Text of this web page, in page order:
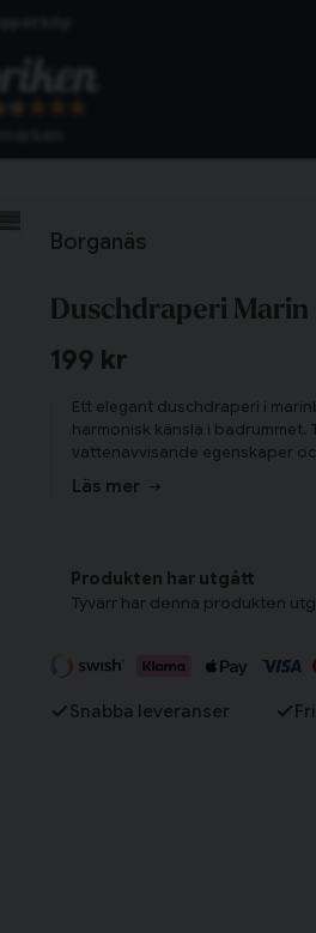
i Vinslöv
Borganäs
Duschdraperi
199 kr
Ett elegant duschdraperi i
harmonisk känsla i badrummet.
vattenavvisande egenskaper
för trygg användning.
Läs mer
Produkten har utgått
Tyvärr har denna produkten
Snabba leveranser
Har du alla tillbehör?
Fortsätt handla